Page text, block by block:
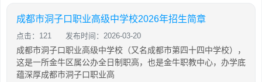
成都市洞子口职业高级中学校2026年招生简章
点击：121 发布时间：2026-03-20
成都市洞子口职业高级中学校（又名成都市第四十四中学校），
这是一所金牛区属公办全日制职高，也是金牛职教中心，办学底
蕴深厚成都市洞子口职业高